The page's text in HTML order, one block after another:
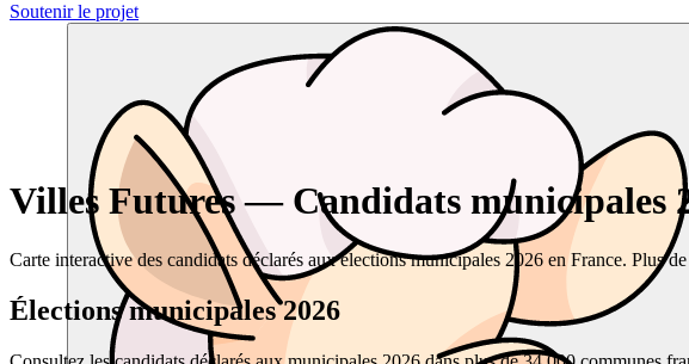
Soutenir le projet
Villes Futures — Candidats municipales
Carte interactive des candidats déclarés aux élections municipales 2026 en France. Plus
Élections municipales 2026